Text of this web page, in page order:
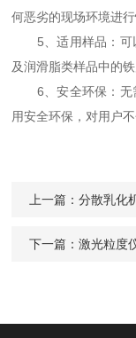
何恶劣的现场环境进行
5、适用样品：可
及润滑脂类样品中的铁
6、安全环保：无
用安全环保，对用户
上一篇：分散乳化
下一篇：激光粒度